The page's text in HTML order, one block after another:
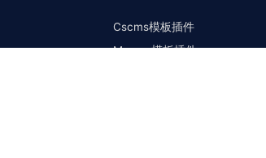
Cscms模板插件
Mccms模板插件